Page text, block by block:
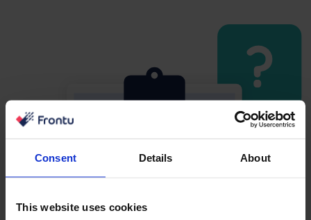
Consent Details About
This website uses cookies